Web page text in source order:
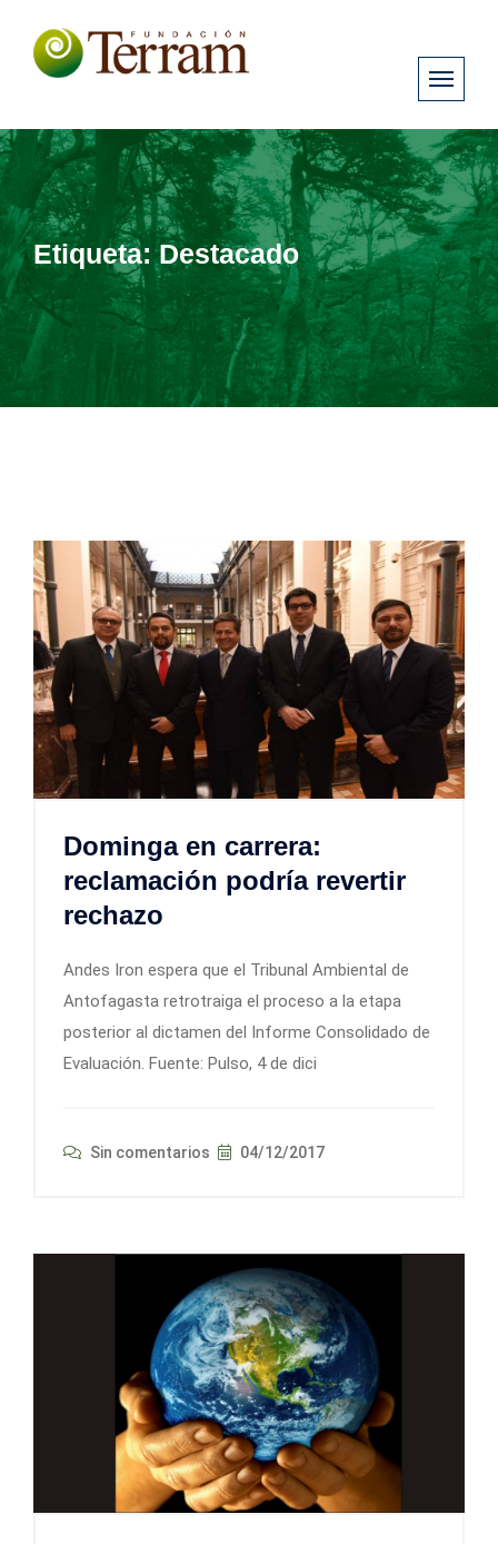
Etiqueta:Destacado
Dominga en carrera:
reclamación podría revertir
rechazo
Andes Iron espera que el Tribunal Ambiental de
Antofagasta retrotraiga el proceso a la etapa
posterior al dictamen del Informe Consolidado de
Evaluación. Fuente: Pulso, 4 de dici
Sin comentarios 04/12/2017